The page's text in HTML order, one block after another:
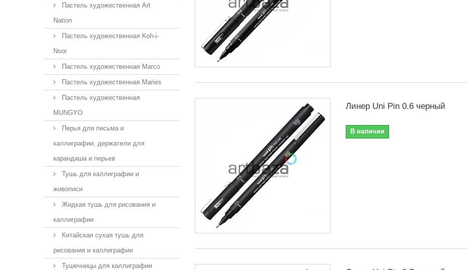
Пастель художественная Art
Nation
Пастель художественная Koh-i-
Noor
Пастель художественная Marco
Пастель художественная Maries
Пастель художественная
MUNGYO
Перья для письма и
каллиграфии, держатели для
карандаша и перьев
Тушь для каллиграфии и
живописи
Жидкая тушь для рисования и
каллиграфии
Китайская сухая тушь для
рисования и каллиграфии
Тушечницы для каллиграфии
Линер Uni Pin 0.6 черный
В наличии